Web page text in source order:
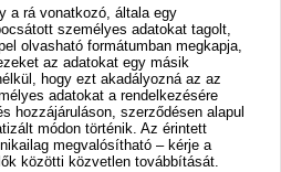
a rá vonatkozó, általa egy
személyes adatokat tagolt,
olvasható formátumban megkapja,
az adatokat egy másik
hogy ezt akadályozná az az
adatokat a rendelkezésére
hozzájáruláson, szerződésen alapul
módon történik. Az érintett
megvalósítható – kérje a
közötti közvetlen továbbítását.